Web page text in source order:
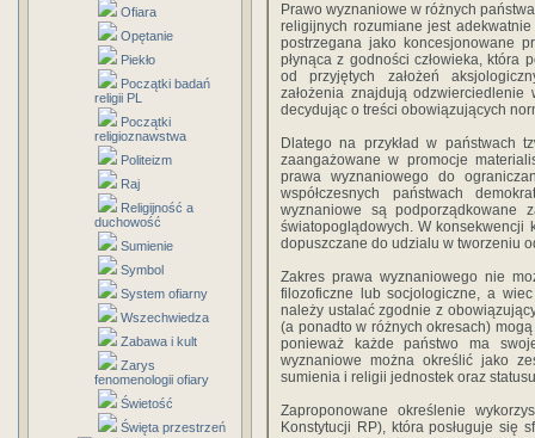
Ofiara
Opętanie
Piekło
Początki badań
religii PL
Początki
religioznawstwa
Politeizm
Raj
Religijność a
duchowość
Sumienie
Symbol
System ofiarny
Wszechwiedza
Zabawa i kult
Zarys
fenomenologii ofiary
Świetość
Święta przestrzeń
Prawo wyznaniowe w różnych
religijnych rozumiane jest
postrzegana jako koncesjonowane
płynąca z godności człowieka, która
od przyjętych założeń
założenia znajdują
decydując o treści obowiązujących
Dlatego na przykład w państwach
zaangażowane w promocje
prawa wyznaniowego do
współczesnych państwach
wyznaniowe są podporządkowane
światopoglądowych. W konsekwencji
dopuszczane do udzialu w tworzeniu
Zakres prawa wyznaniowego nie
filozoficzne lub socjologiczne, a
należy ustalać zgodnie z
(a ponadto w różnych okresach)
ponieważ każde państwo ma
wyznaniowe można określić jako
sumienia i religii jednostek oraz
Zaproponowane określenie
Konstytucji RP), która posługuje się